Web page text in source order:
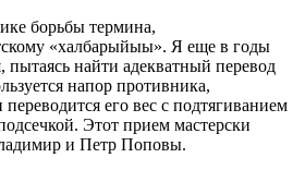
борьбы термина,
«халбарыйыы». Я еще в годы
пытаясь найти адекватный перевод
напор противника,
его вес с подтягиванием
Этот прием мастерски
и Петр Поповы.